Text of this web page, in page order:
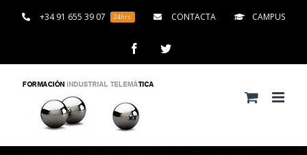
+34 91 655 39 07 24hrs CONTACTA CAMPUS
FacebookTwitter